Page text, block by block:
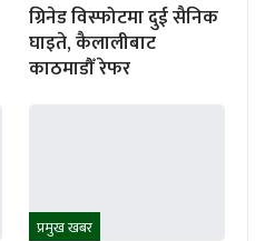
ग्रिनेड विस्फोटमा दुई सैनिक
घाइते, कैलालीबाट
काठमाडौँ रेफर
प्रमुख खबर